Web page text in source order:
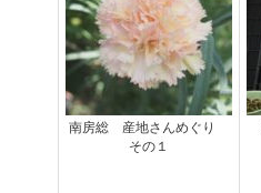
南房総 産地さんめぐり
その１